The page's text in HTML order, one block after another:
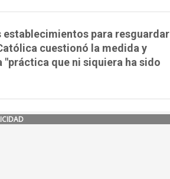
para resguardar
cuestionó la medida y
"práctica que ni siquiera ha sido